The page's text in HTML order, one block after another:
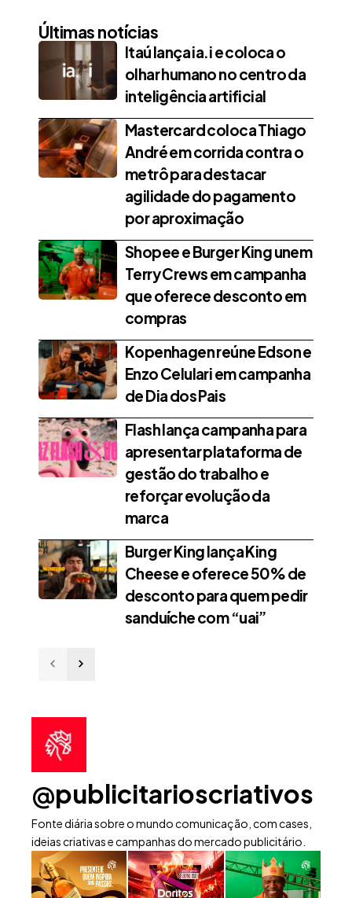
Últimas notícias
Itaú lança ia.i e coloca o
olhar humano no centro da
inteligência artificial
Mastercard coloca Thiago
André em corrida contra o
metrô para destacar
agilidade do pagamento
por aproximação
Shopee e Burger King unem
Terry Crews em campanha
que oferece desconto em
compras
Kopenhagen reúne Edson e
Enzo Celulari em campanha
de Dia dos Pais
Flash lança campanha para
apresentar plataforma de
gestão do trabalho e
reforçar evolução da
marca
Burger King lança King
Cheese e oferece 50% de
desconto para quem pedir
sanduíche com “uai”
@publicitarioscriativos
Fonte diária sobre o mundo comunicação, com cases,
ideias criativas e campanhas do mercado publicitário.